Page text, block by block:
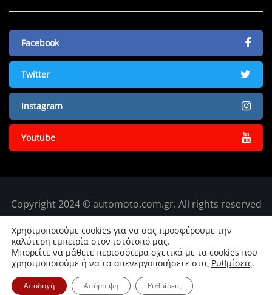
Facebook
Twitter
Instagram
Youtube
Copyright 2024 © automoto.com.gr. All rights reserved
Χρησιμοποιούμε cookies για να σας προσφέρουμε την
καλύτερη εμπειρία στον ιστότοπό μας.
Μπορείτε να μάθετε περισσότερα σχετικά με τα cookies που
χρησιμοποιούμε ή να τα απενεργοποιήσετε στις Ρυθμίσεις.
Αποδοχή Απόρριψη Ρυθμίσεις